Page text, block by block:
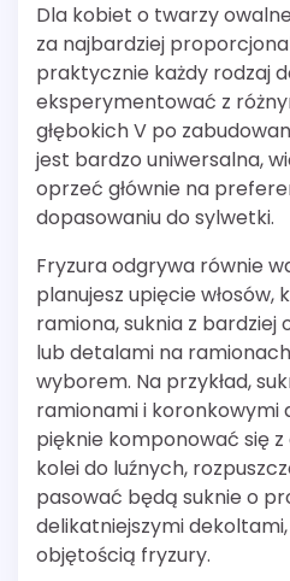
Dla kobiet o twarzy
za najbardziej
praktycznie każdy rodzaj
eksperymentować z
głębokich V po
jest bardzo uniwersalna,
oprzeć głównie na
dopasowaniu do sylwetki.
Fryzura odgrywa równie
planujesz upięcie włosów,
ramiona, suknia z
lub detalami na
wyborem. Na przykład,
ramionami i koronkowymi
pięknie komponować się
kolei do luźnych,
pasować będą suknie o
delikatniejszymi
objętością fryzury.